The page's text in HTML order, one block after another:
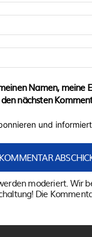
Namen, meine
nächsten
und
moderiert. Wir
Die